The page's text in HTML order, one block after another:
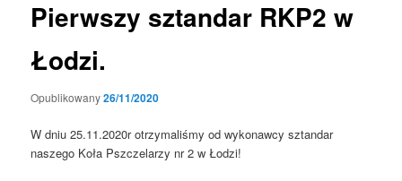
Pierwszy sztandar RKP2 w
Łodzi.
Opublikowany26/11/2020
W dniu 25.11.2020r otrzymaliśmy od wykonawcy sztandar
naszego Koła Pszczelarzy nr 2 w Łodzi!